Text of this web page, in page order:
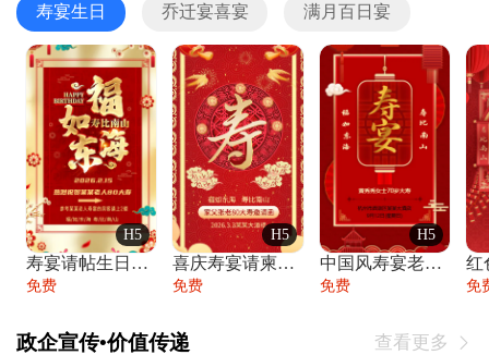
寿宴生日 乔迁宴喜宴 满月百日宴
H5
寿宴请帖生日宴邀请函老人寿星生日快乐祝寿
免费
H5
喜庆寿宴请柬老人生日宴会邀请函请柬过大寿
免费
H5
中国风寿宴老人生日宴会邀请函寿宴请帖请柬
免费 免
政企宣传•价值传递 查看更多 